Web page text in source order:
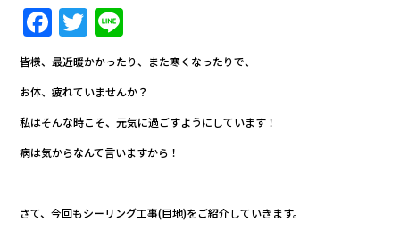
F
a
c
e
b
o
k
T
w
itt
er
n
e
皆様、最近暖かかったり、また寒くなったりで、
お体、疲れていませんか？
私はそんな時こそ、元気に過ごすようにしています！
病は気からなんて言いますから！
さて、今回もシーリング工事(目地)をご紹介していきます。